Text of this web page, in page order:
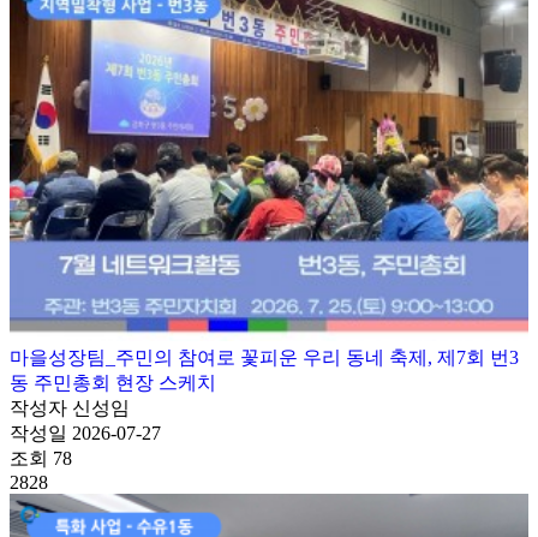
마을성장팀_주민의 참여로 꽃피운 우리 동네 축제, 제7회 번3
동 주민총회 현장 스케치
작성자 신성임
작성일 2026-07-27
조회 78
2828